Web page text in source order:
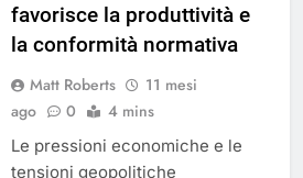
favorisce la produttività e
la conformità normativa
Matt Roberts
11 mesi
ago
0 4 mins
Le pressioni economiche e le
tensioni geopolitiche